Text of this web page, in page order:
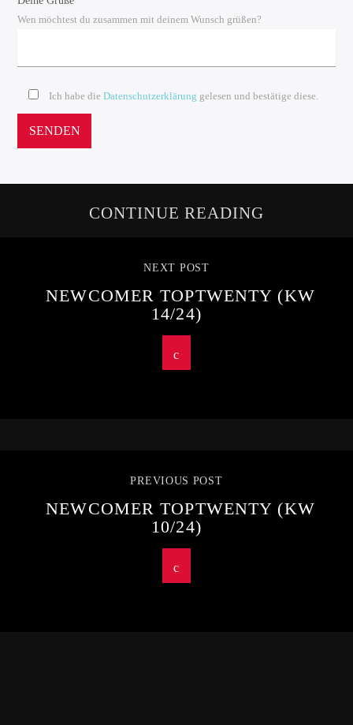
Wen möchtest du zusammen mit deinem Wunsch grüßen?
Ich habe dieDatenschutzerklärung gelesen und bestätige diese.
CONTINUE READING
NEXT POST
NEWCOMER TOPTWENTY (KW
14/24)
PREVIOUS POST
NEWCOMER TOPTWENTY (KW
10/24)